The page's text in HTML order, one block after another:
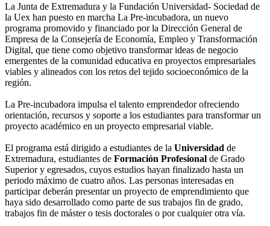
La Junta de Extremadura y la Fundación Universidad- Sociedad de
la Uex han puesto en marcha La Pre-incubadora, un nuevo
programa promovido y financiado por la Dirección General de
Empresa de la Consejería de Economía, Empleo y Transformación
Digital, que tiene como objetivo transformar ideas de negocio
emergentes de la comunidad educativa en proyectos empresariales
viables y alineados con los retos del tejido socioeconómico de la
región.
La Pre-incubadora impulsa el talento emprendedor ofreciendo
orientación, recursos y soporte a los estudiantes para transformar un
proyecto académico en un proyecto empresarial viable.
El programa está dirigido a estudiantes de la Universidad de
Extremadura, estudiantes de Formación Profesional de Grado
Superior y egresados, cuyos estudios hayan finalizado hasta un
periodo máximo de cuatro años. Las personas interesadas en
participar deberán presentar un proyecto de emprendimiento que
haya sido desarrollado como parte de sus trabajos fin de grado,
trabajos fin de máster o tesis doctorales o por cualquier otra vía.